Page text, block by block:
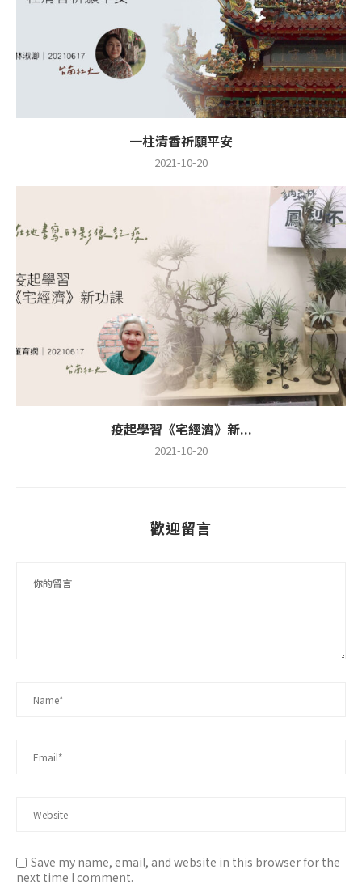
一柱清香祈願平安
2021-10-20
疫起學習《宅經濟》新...
2021-10-20
歡迎留言
Save my name, email, and website in this browser for the
next time I comment.